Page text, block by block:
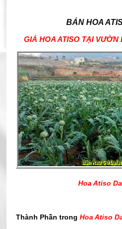
BÁN HOA
GIÁ HOA ATISO TẠI
Hoa Atiso
Thành Phần trong Hoa Atiso